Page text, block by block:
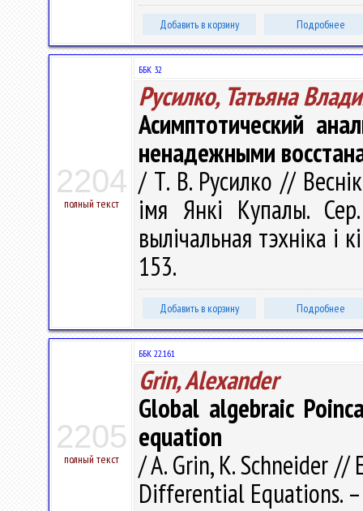
Добавить в корзину Подробнее
2204
полный текст
ББК 32
Русилко, Татьяна
Асимптотический
ненадежными
/ Т. В. Русилко // Веснік
імя Янкі Купалы.
вылічальная тэхніка
153.
Добавить в корзину Подробнее
2205
полный текст
ББК 22.161
Grin, Alexander
Global algebraic
equation
/ A. Grin, K. Schneider
Differential Equations.